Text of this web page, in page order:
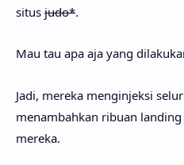
situs judo*.
Mau tau apa aja yang
Jadi, mereka menginjeksi
menambahkan ribuan
mereka.